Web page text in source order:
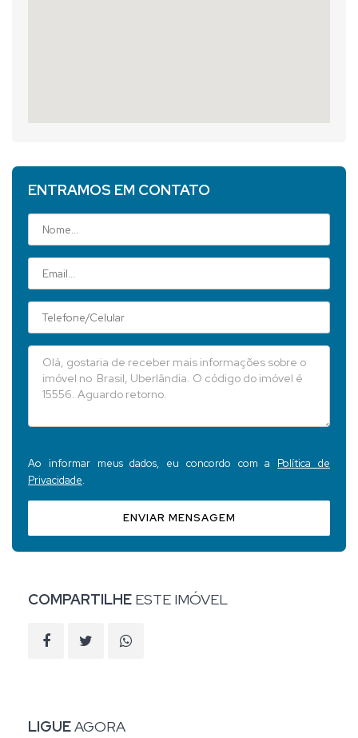
ENTRAMOS EM CONTATO
Ao informar meus dados, eu concordo com a Política de
Privacidade.
ENVIAR MENSAGEM
COMPARTILHE ESTE IMÓVEL
LIGUEAGORA